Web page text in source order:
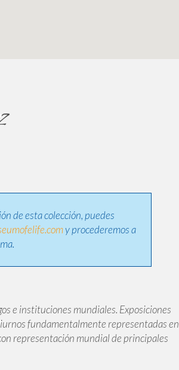
de esta colección, puedes
y procederemos a
e instituciones mundiales. Exposiciones
fundamentalmente representadas en
representación mundial de principales